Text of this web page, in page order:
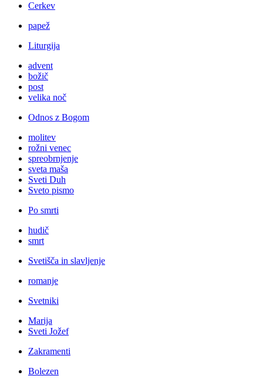
Cerkev
papež
Liturgija
advent
božič
post
velika noč
Odnos z Bogom
molitev
rožni venec
spreobrnjenje
sveta maša
Sveti Duh
Sveto pismo
Po smrti
hudič
smrt
Svetišča in slavljenje
romanje
Svetniki
Marija
Sveti Jožef
Zakramenti
Bolezen